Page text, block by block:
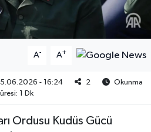
A- A+
- 16:24 2
Okunma
1 Dk
Ordusu Kudüs Gücü